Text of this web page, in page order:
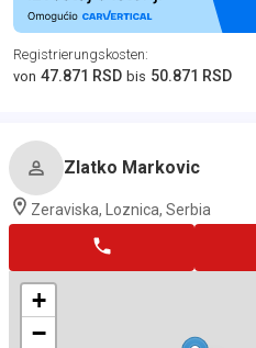
Registrierungskosten:
von 47.871 RSD bis 50.871 RSD
Zlatko Markovic
Zeraviska, Loznica, Serbia
+
−